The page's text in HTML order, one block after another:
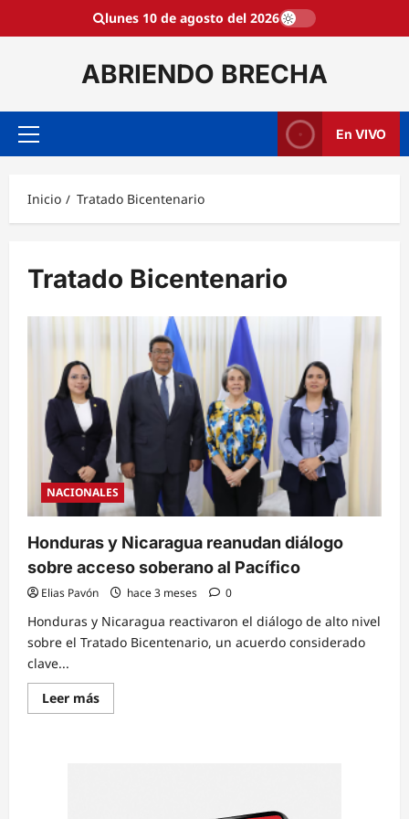
lunes 10 de agosto del 2026
ABRIENDO BRECHA
Menú
En VIVO
Inicio Tratado Bicentenario
Tratado Bicentenario
NACIONALES
Honduras y Nicaragua reanudan diálogo
sobre acceso soberano al Pacífico
Elias Pavón hace 3 meses 0
Honduras y Nicaragua reactivaron el diálogo de alto nivel
sobre el Tratado Bicentenario, un acuerdo considerado
clave...
Leer másRead
more